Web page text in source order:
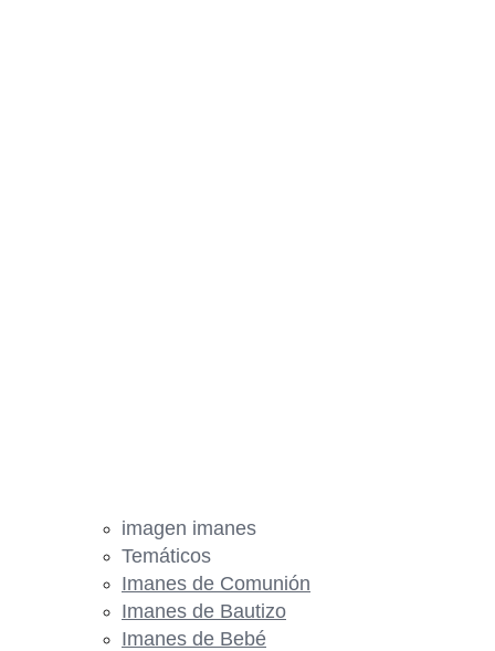
imagen imanes
Temáticos
Imanes de Comunión
Imanes de Bautizo
Imanes de Bebé